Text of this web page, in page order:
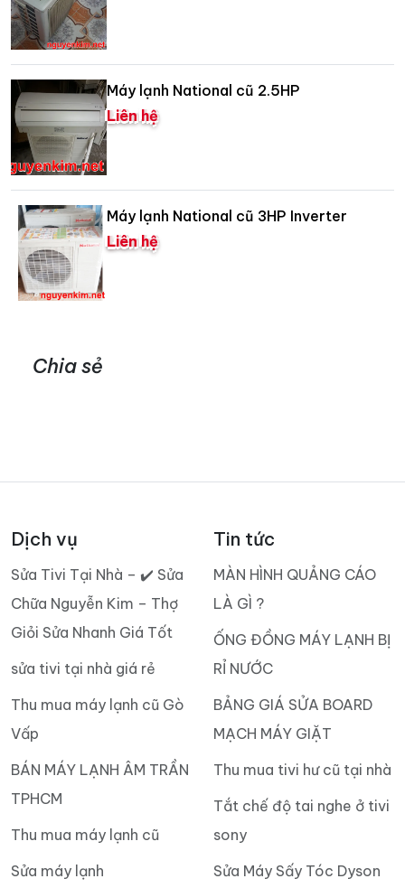
Máy lạnh National cũ 2.5HP
Liên hệ
Máy lạnh National cũ 3HP Inverter
Liên hệ
Chia sẻ
Dịch vụ
Sửa Tivi Tại Nhà – ✔️ Sửa
Chữa Nguyễn Kim – Thợ
Giỏi Sửa Nhanh Giá Tốt
sửa tivi tại nhà giá rẻ
Thu mua máy lạnh cũ Gò
Vấp
BÁN MÁY LẠNH ÂM TRẦN
TPHCM
Thu mua máy lạnh cũ
Sửa máy lạnh
Tin tức
MÀN HÌNH QUẢNG CÁO
LÀ GÌ ?
ỐNG ĐỒNG MÁY LẠNH BỊ
RỈ NƯỚC
BẢNG GIÁ SỬA BOARD
MẠCH MÁY GIẶT
Thu mua tivi hư cũ tại nhà
Tắt chế độ tai nghe ở tivi
sony
Sửa Máy Sấy Tóc Dyson